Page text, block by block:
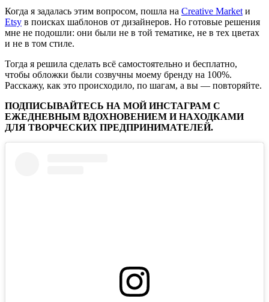
Когда я задалась этим вопросом, пошла на Creative Market и
Etsy в поисках шаблонов от дизайнеров. Но готовые решения
мне не подошли: они были не в той тематике, не в тех цветах
и не в том стиле.
Тогда я решила сделать всё самостоятельно и бесплатно,
чтобы обложки были созвучны моему бренду на 100%.
Расскажу, как это происходило, по шагам, а вы — повторяйте.
ПОДПИСЫВАЙТЕСЬ НА МОЙ ИНСТАГРАМ С
ЕЖЕДНЕВНЫМ ВДОХНОВЕНИЕМ И НАХОДКАМИ
ДЛЯ ТВОРЧЕСКИХ ПРЕДПРИНИМАТЕЛЕЙ.